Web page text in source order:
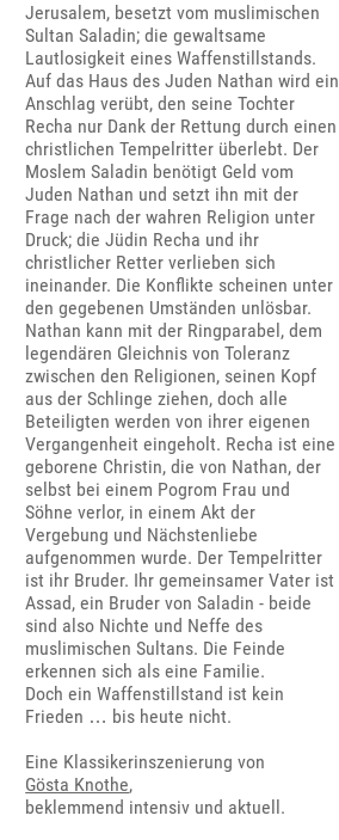
Jerusalem, besetzt vom muslimischen
Sultan Saladin; die gewaltsame
Lautlosigkeit eines Waffenstillstands.
Auf das Haus des Juden Nathan wird ein
Anschlag verübt, den seine Tochter
Recha nur Dank der Rettung durch einen
christlichen Tempelritter überlebt. Der
Moslem Saladin benötigt Geld vom
Juden Nathan und setzt ihn mit der
Frage nach der wahren Religion unter
Druck; die Jüdin Recha und ihr
christlicher Retter verlieben sich
ineinander. Die Konflikte scheinen unter
den gegebenen Umständen unlösbar.
Nathan kann mit der Ringparabel, dem
legendären Gleichnis von Toleranz
zwischen den Religionen, seinen Kopf
aus der Schlinge ziehen, doch alle
Beteiligten werden von ihrer eigenen
Vergangenheit eingeholt. Recha ist eine
geborene Christin, die von Nathan, der
selbst bei einem Pogrom Frau und
Söhne verlor, in einem Akt der
Vergebung und Nächstenliebe
aufgenommen wurde. Der Tempelritter
ist ihr Bruder. Ihr gemeinsamer Vater ist
Assad, ein Bruder von Saladin - beide
sind also Nichte und Neffe des
muslimischen Sultans. Die Feinde
erkennen sich als eine Familie.
Doch ein Waffenstillstand ist kein
Frieden … bis heute nicht.
Eine Klassikerinszenierung von
Gösta Knothe,
beklemmend intensiv und aktuell.